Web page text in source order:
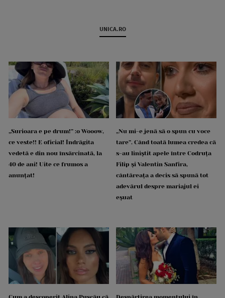
UNICA.RO
„Surioara e pe drum!” :o Wooow,
ce veste!! E oficial! Îndrăgita
vedetă e din nou însărcinată, la
40 de ani! Uite ce frumos a
anunțat!
„Nu mi-e jenă să o spun cu voce
tare”. Când toată lumea credea că
s-au liniștit apele între Codruța
Filip și Valentin Sanfira,
cântăreața a decis să spună tot
adevărul despre mariajul ei
eșuat